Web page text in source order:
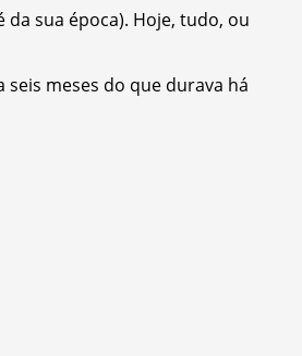
sua época). Hoje, tudo, ou
meses do que durava há